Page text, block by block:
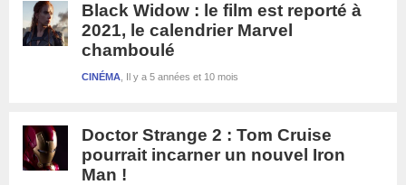
Black Widow : le film est reporté à
2021, le calendrier Marvel
chamboulé
Il y a 5 années et 10 mois
CINÉMA
Doctor Strange 2 : Tom Cruise
pourrait incarner un nouvel Iron
Man !